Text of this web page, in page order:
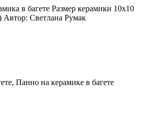
в багете Размер керамики 10х10
Автор: Светлана Румак
Панно на керамике в багете